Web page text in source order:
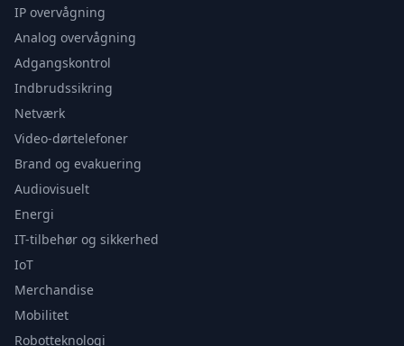
IP overvågning
Analog overvågning
Adgangskontrol
Indbrudssikring
Netværk
Video-dørtelefoner
Brand og evakuering
Audiovisuelt
Energi
IT-tilbehør og sikkerhed
IoT
Merchandise
Mobilitet
Robotteknologi